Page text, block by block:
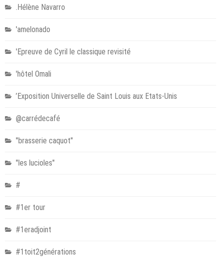
.Hélène Navarro
'amelonado
'Epreuve de Cyril le classique revisité
'hôtel Omali
’Exposition Universelle de Saint Louis aux Etats-Unis
@carrédecafé
"brasserie caquot"
"les lucioles"
#
#1er tour
#1eradjoint
#1toit2générations